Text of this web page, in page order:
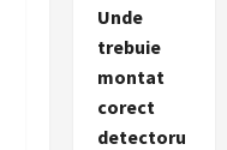
Unde
trebuie
montat
corect
detectoru